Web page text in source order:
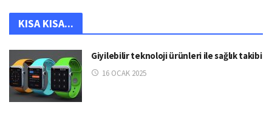
KISA KISA...
Giyilebilir teknoloji ürünleri ile sağlık takibi
16 OCAK 2025